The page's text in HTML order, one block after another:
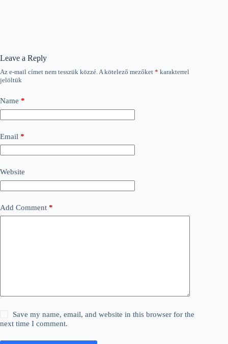
Leave a Reply
Az e-mail címet nem tesszük közzé.A kötelező mezőket * karakterrel
jelöltük
Name *
Email *
Website
Add Comment *
Save my name, email, and website in this browser for the
next time I comment.